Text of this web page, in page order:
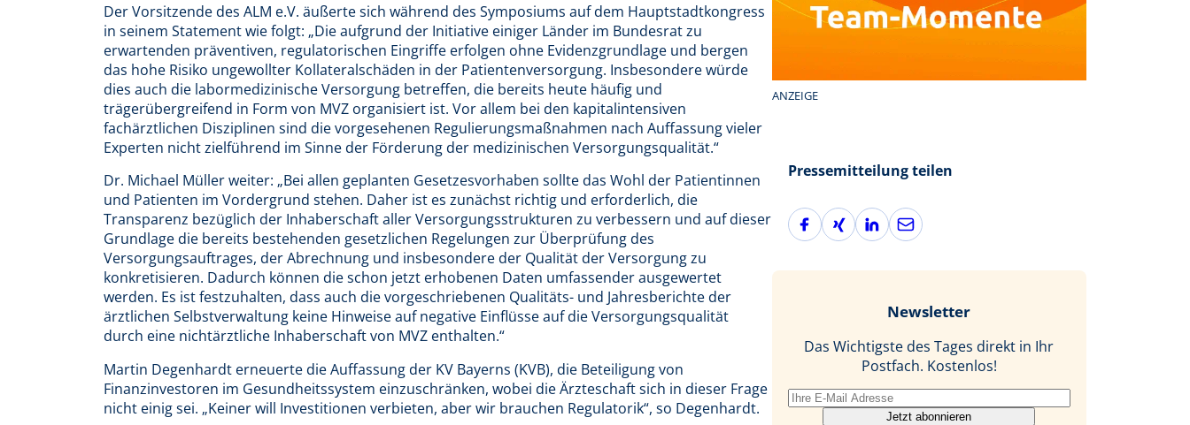
Der Vorsitzende des ALM e.V. äußerte sich während des Symposiums auf dem Hauptstadtkongress
in seinem Statement wie folgt: „Die aufgrund der Initiative einiger Länder im Bundesrat zu
erwartenden präventiven, regulatorischen Eingriffe erfolgen ohne Evidenzgrundlage und bergen
das hohe Risiko ungewollter Kollateralschäden in der Patientenversorgung. Insbesondere würde
dies auch die labormedizinische Versorgung betreffen, die bereits heute häufig und
trägerübergreifend in Form von MVZ organisiert ist. Vor allem bei den kapitalintensiven
fachärztlichen Disziplinen sind die vorgesehenen Regulierungsmaßnahmen nach Auffassung vieler
Experten nicht zielführend im Sinne der Förderung der medizinischen Versorgungsqualität.“
Dr. Michael Müller weiter: „Bei allen geplanten Gesetzesvorhaben sollte das Wohl der Patientinnen
und Patienten im Vordergrund stehen. Daher ist es zunächst richtig und erforderlich, die
Transparenz bezüglich der Inhaberschaft aller Versorgungsstrukturen zu verbessern und auf dieser
Grundlage die bereits bestehenden gesetzlichen Regelungen zur Überprüfung des
Versorgungsauftrages, der Abrechnung und insbesondere der Qualität der Versorgung zu
konkretisieren. Dadurch können die schon jetzt erhobenen Daten umfassender ausgewertet
werden. Es ist festzuhalten, dass auch die vorgeschriebenen Qualitäts- und Jahresberichte der
ärztlichen Selbstverwaltung keine Hinweise auf negative Einflüsse auf die Versorgungsqualität
durch eine nichtärztliche Inhaberschaft von MVZ enthalten.“
Martin Degenhardt erneuerte die Auffassung der KV Bayerns (KVB), die Beteiligung von
Finanzinvestoren im Gesundheitssystem einzuschränken, wobei die Ärzteschaft sich in dieser Frage
nicht einig sei. „Keiner will Investitionen verbieten, aber wir brauchen Regulatorik“, so Degenhardt.
ANZEIGE
Pressemitteilung teilen
F
a
X
i
L
i
n
E
-
l
Newsletter
Das Wichtigste des Tages direkt in Ihr
Postfach. Kostenlos!
Jetzt abonnieren